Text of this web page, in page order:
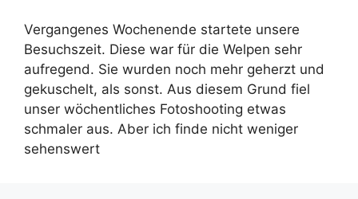
Vergangenes Wochenende startete unsere
Besuchszeit. Diese war für die Welpen sehr
aufregend. Sie wurden noch mehr geherzt und
gekuschelt, als sonst. Aus diesem Grund fiel
unser wöchentliches Fotoshooting etwas
schmaler aus. Aber ich finde nicht weniger
sehenswert